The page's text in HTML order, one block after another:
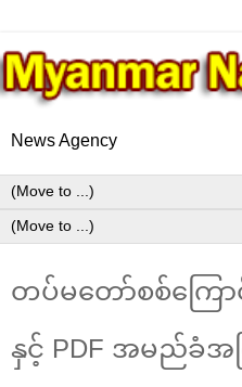
News Agency
တပ်မတော်စစ်ကြောင်
နှင့် PDF အမည်ခံအ